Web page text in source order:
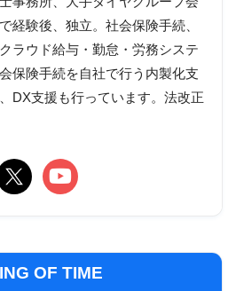
経験後、独立。社会保険手続、
ラウド給与・勤怠・労務システ
保険手続を自社で行う内製化支
DX支援も行っています。法改正
OF TIME